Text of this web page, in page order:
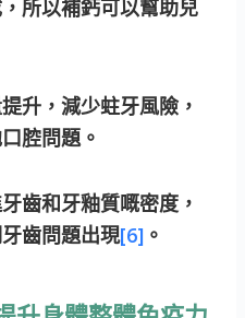
所以補鈣可以幫助兒
升，減少蛀牙風險，
腔問題。
齒和牙釉質嘅密度，
齒問題出現[6] 。